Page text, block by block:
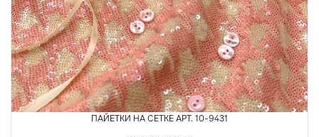
ПАЙЕТКИ НА СЕТКЕ АРТ. 10-9431